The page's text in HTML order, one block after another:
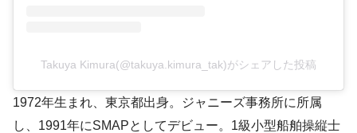
Takuya Kimura(@takuya.kimura_tak)がシェアした投稿
1972年生まれ、東京都出身。ジャニーズ事務所に所属
し、1991年にSMAPとしてデビュー。1級小型船舶操縦士